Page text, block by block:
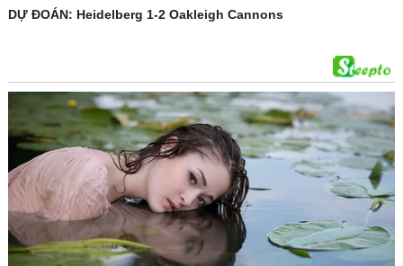
DỰ ĐOÁN: Heidelberg 1-2 Oakleigh Cannons